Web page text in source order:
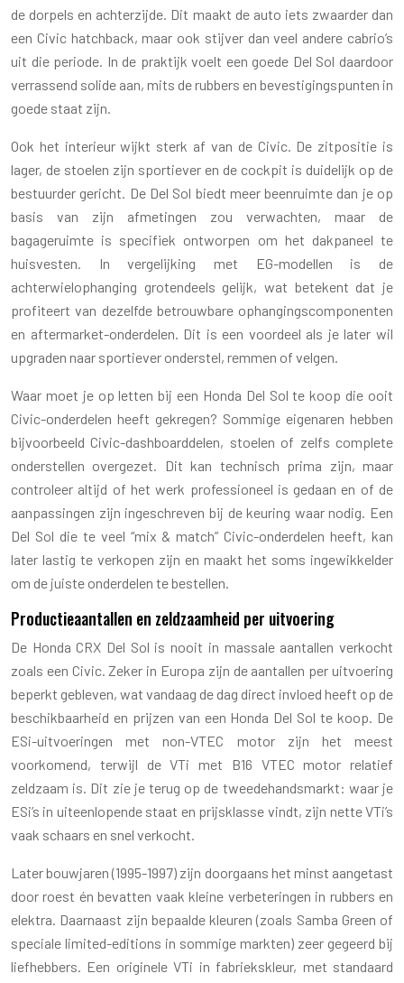
de dorpels en achterzijde. Dit maakt de auto iets zwaarder dan
een Civic hatchback, maar ook stijver dan veel andere cabrio’s
uit die periode. In de praktijk voelt een goede Del Sol daardoor
verrassend solide aan, mits de rubbers en bevestigingspunten in
goede staat zijn.
Ook het interieur wijkt sterk af van de Civic. De zitpositie is
lager, de stoelen zijn sportiever en de cockpit is duidelijk op de
bestuurder gericht. De Del Sol biedt meer beenruimte dan je op
basis van zijn afmetingen zou verwachten, maar de
bagageruimte is specifiek ontworpen om het dakpaneel te
huisvesten. In vergelijking met EG-modellen is de
achterwielophanging grotendeels gelijk, wat betekent dat je
profiteert van dezelfde betrouwbare ophangingscomponenten
en aftermarket-onderdelen. Dit is een voordeel als je later wil
upgraden naar sportiever onderstel, remmen of velgen.
Waar moet je op letten bij een Honda Del Sol te koop die ooit
Civic-onderdelen heeft gekregen? Sommige eigenaren hebben
bijvoorbeeld Civic-dashboarddelen, stoelen of zelfs complete
onderstellen overgezet. Dit kan technisch prima zijn, maar
controleer altijd of het werk professioneel is gedaan en of de
aanpassingen zijn ingeschreven bij de keuring waar nodig. Een
Del Sol die te veel “mix & match” Civic-onderdelen heeft, kan
later lastig te verkopen zijn en maakt het soms ingewikkelder
om de juiste onderdelen te bestellen.
Productieaantallen en zeldzaamheid per uitvoering
De Honda CRX Del Sol is nooit in massale aantallen verkocht
zoals een Civic. Zeker in Europa zijn de aantallen per uitvoering
beperkt gebleven, wat vandaag de dag direct invloed heeft op de
beschikbaarheid en prijzen van een Honda Del Sol te koop. De
ESi-uitvoeringen met non-VTEC motor zijn het meest
voorkomend, terwijl de VTi met B16 VTEC motor relatief
zeldzaam is. Dit zie je terug op de tweedehandsmarkt: waar je
ESi’s in uiteenlopende staat en prijsklasse vindt, zijn nette VTi’s
vaak schaars en snel verkocht.
Later bouwjaren (1995-1997) zijn doorgaans het minst aangetast
door roest én bevatten vaak kleine verbeteringen in rubbers en
elektra. Daarnaast zijn bepaalde kleuren (zoals Samba Green of
speciale limited-editions in sommige markten) zeer gegeerd bij
liefhebbers. Een originele VTi in fabriekskleur, met standaard